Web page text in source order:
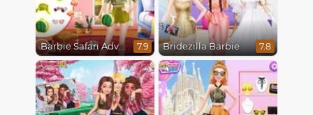
Barbie Safari Adventure 7.9 Bridezilla Barbie 7.8